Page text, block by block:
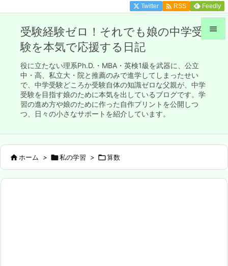
受験経験ゼロ！それでも娘の中学受
験を本気で応援する日記
役に立たない理系Ph.D.・MBA・英検1級を武器に、公立
中・高、私立大・院と推薦のみで進学してしまったせい
で、中学受験どころか受験自体の知識ゼロな父親が、中学
受験を目指す娘のために本気を出しているブログです。学
習の進め方や娘のために作った自作プリントを公開しつ
つ、日々の小さなサポートを紹介しています。

Twitter  RSS Feedly
ホーム > 私の学習 > 算数